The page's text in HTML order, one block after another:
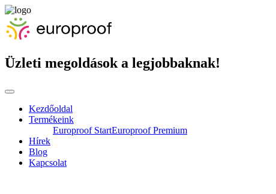
Üzleti megoldások a legjobbaknak!
Kezdőoldal
Termékeink
Europroof StartEuroproof Premium
Hírek
Blog
Kapcsolat